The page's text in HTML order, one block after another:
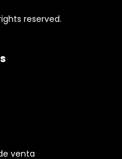
reserved.
venta